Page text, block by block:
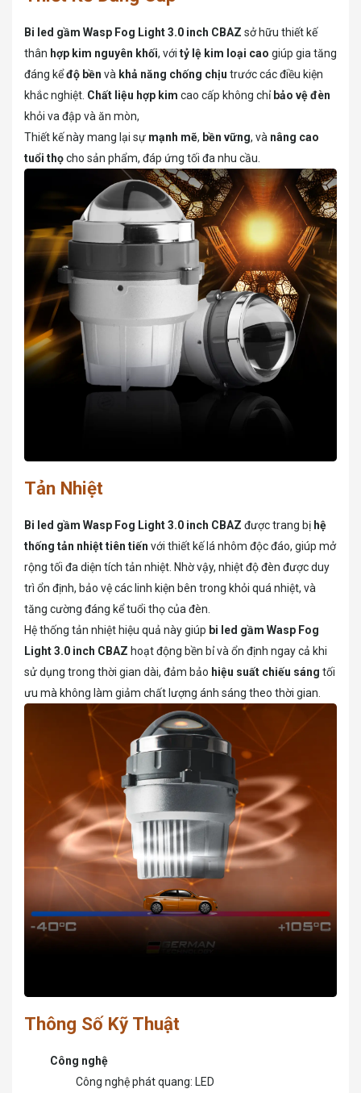
Bi led gầm Wasp Fog Light 3.0 inch CBAZ sở hữu thiết kế
thân hợp kim nguyên khối, với tỷ lệ kim loại cao giúp gia tăng
đáng kểđộ bền và khả năng chống chịu trước các điều kiện
khắc nghiệt. Chất liệu hợp kim cao cấp không chỉbảo vệ đèn
khỏi va đập và ăn mòn,
Thiết kế này mang lại sự mạnh mẽ, bền vững, và nâng cao
tuổi thọcho sản phẩm, đáp ứng tối đa nhu cầu.
Tản Nhiệt
Bi led gầm Wasp Fog Light 3.0 inch CBAZ được trang bị hệ
thống tản nhiệt tiên tiến với thiết kế lá nhôm độc đáo, giúp mở
rộng tối đa diện tích tản nhiệt. Nhờ vậy, nhiệt độ đèn được duy
trì ổn định, bảo vệ các linh kiện bên trong khỏi quá nhiệt, và
tăng cường đáng kể tuổi thọ của đèn.
Hệ thống tản nhiệt hiệu quả này giúp bi led gầm Wasp Fog
Light 3.0 inch CBAZ hoạt động bền bỉ và ổn định ngay cả khi
sử dụng trong thời gian dài, đảm bảo hiệu suất chiếu sáng tối
ưu mà không làm giảm chất lượng ánh sáng theo thời gian.
Thông Số Kỹ Thuật
Công nghệ
Công nghệ phát quang: LED